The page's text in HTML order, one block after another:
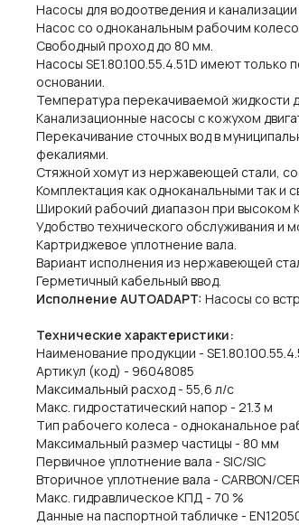
Насосы для водоотведения и канализации
Насос со одноканальным рабочим
Свободный проход до 80 мм.
Насосы SE1.80.100.55.4.51D имеют только
основании.
Температура перекачиваемой жидкости
Канализационные насосы с кожухом
Перекачивание сточных вод в
фекалиями.
Стяжной хомут из нержавеющей стали,
Комплектация как одноканальными так
Широкий рабочий диапазон при высоком
Удобство технического обслуживания и
Картриджевое уплотнение вала.
Вариант исполнения из нержавеющей
Герметичный кабельный ввод.
Исполнение AUTOADAPT: Насосы со
Технические характеристики:
Наименование продукции -
Артикул (код) - 96048085
Maксимальный расход - 55,6 л/с
Макс. гидростатический напор - 21.3 м
Тип рабочего колеса - одноканальное
Максимальный размер частицы - 80 мм
Первичное уплотнение вала - SIC/SIC
Вторичное уплотнение вала - CARBON/
Макс. гидравлическое КПД - 70 %
Данные на паспортной табличке -